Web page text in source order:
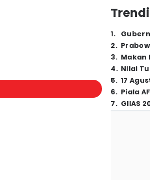
1.
2.
3. Makan
4. Nilai
5. 17
6. Piala
7. GIIAS